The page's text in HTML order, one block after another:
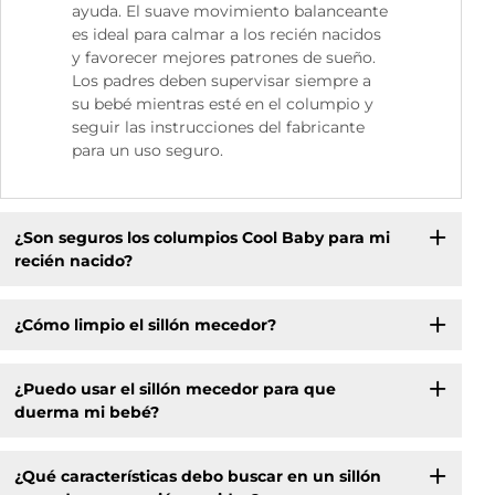
ayuda. El suave movimiento balanceante
es ideal para calmar a los recién nacidos
y favorecer mejores patrones de sueño.
Los padres deben supervisar siempre a
su bebé mientras esté en el columpio y
seguir las instrucciones del fabricante
para un uso seguro.
¿Son seguros los columpios Cool Baby para mi
recién nacido?
¿Cómo limpio el sillón mecedor?
¿Puedo usar el sillón mecedor para que
duerma mi bebé?
¿Qué características debo buscar en un sillón